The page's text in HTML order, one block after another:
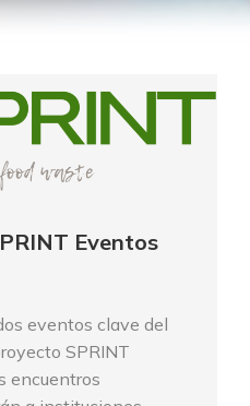
Eventos
eventos clave del
SPRINT
encuentros